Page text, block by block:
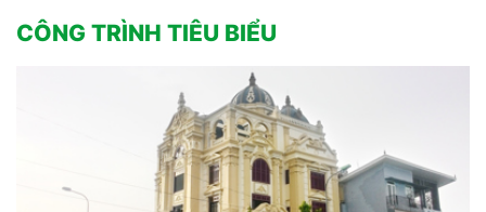
CÔNG TRÌNH TIÊU BIỂU